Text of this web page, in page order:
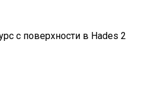
с поверхности в Hades 2